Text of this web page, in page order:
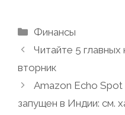
Рубрики
Финансы
Читайте 5
вторник
Amazon Echo Spot
запущен в Индии: см.